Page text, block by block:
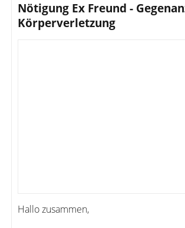
Nötigung Ex Freund -
Körperverletzung
Hallo zusammen,